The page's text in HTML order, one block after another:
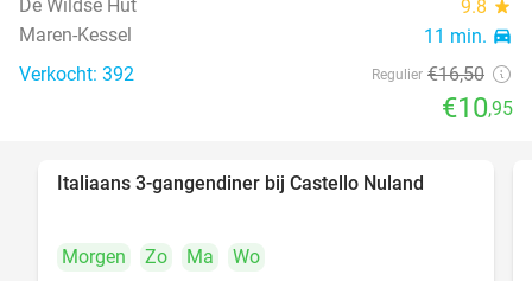
De Wildse Hut
9.8 star
Maren-Kessel 11 min. directions_car
Verkocht: 392 Regulier €16,50
€10,95
Italiaans 3-gangendiner bij Castello Nuland
Morgen Zo Ma
Wo